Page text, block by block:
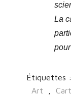
La
Étiquettes :
Art